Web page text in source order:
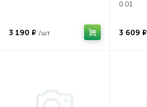
3 190 ₽ /шт
0.01
3 609 ₽